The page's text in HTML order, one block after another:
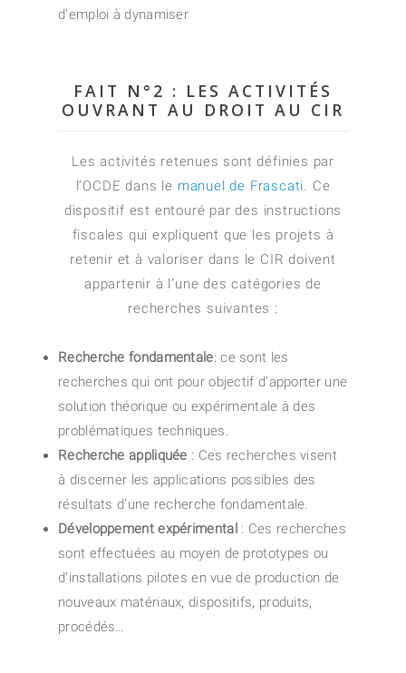
d’emploi à dynamiser
FAIT N°2 : LES ACTIVITÉS
OUVRANT AU DROIT AU CIR
Les activités retenues sont définies par
l’OCDE dans le manuel de Frascati. Ce
dispositif est entouré par des instructions
fiscales qui expliquent que les projets à
retenir et à valoriser dans le CIR doivent
appartenir à l’une des catégories de
recherches suivantes :
Recherche fondamentale: ce sont les
recherches qui ont pour objectif d’apporter une
solution théorique ou expérimentale à des
problématiques techniques.
Recherche appliquée : Ces recherches visent
à discerner les applications possibles des
résultats d’une recherche fondamentale.
Développement expérimental : Ces recherches
sont effectuées au moyen de prototypes ou
d’installations pilotes en vue de production de
nouveaux matériaux, dispositifs, produits,
procédés…